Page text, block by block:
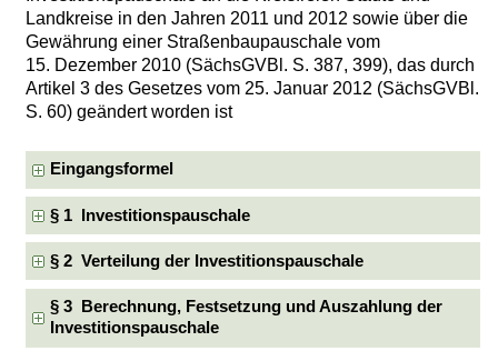
Landkreise in den Jahren 2011 und 2012 sowie über die
Gewährung einer Straßenbaupauschale vom
15. Dezember 2010 (SächsGVBl. S. 387, 399), das durch
Artikel 3 des Gesetzes vom 25. Januar 2012 (SächsGVBl.
S. 60) geändert worden ist
Eingangsformel
§ 1 Investitionspauschale
§ 2 Verteilung der Investitionspauschale
§ 3 Berechnung, Festsetzung und Auszahlung der
Investitionspauschale